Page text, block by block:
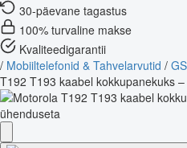
30-päevane tagastus
100% turvaline makse
Kvaliteedigarantii
/ Mobiiltelefonid & Tahvelarvutid /
T192 T193 kaabel kokkupanekuks